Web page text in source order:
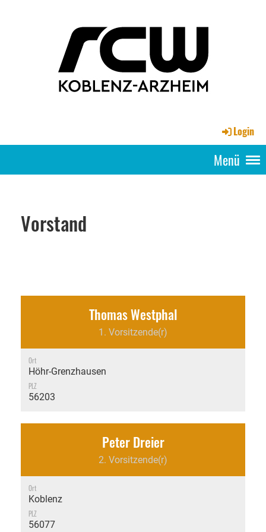
Login
Menü
Vorstand
Thomas Westphal
1. Vorsitzende(r)
Ort
Höhr-Grenzhausen
PLZ
56203
Peter Dreier
2. Vorsitzende(r)
Ort
Koblenz
PLZ
56077